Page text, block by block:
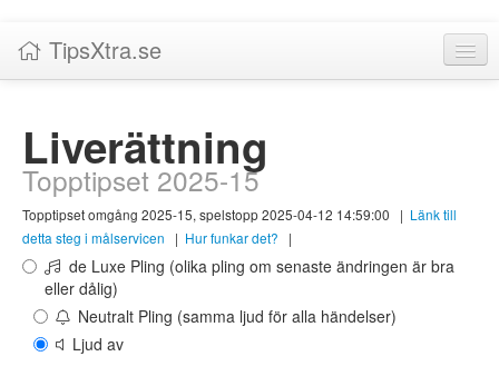
TipsXtra.se
Tabeller
Livescore!
Tipsförslag
Statistik
Liverättning
Liverättning
Topptipset 2025-15
Topptipset omgång 2025-15, spelstopp 2025-04-12 14:59:00 | Länk till
detta steg i målservicen
| Hur funkar det? |
de Luxe Pling (olika pling om senaste ändringen är bra
eller dålig)
Neutralt Pling (samma ljud för alla händelser)
Ljud av